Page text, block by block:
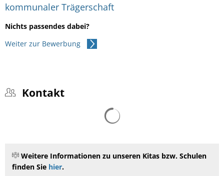
kommunaler Trägerschaft
Nichts passendes dabei?
Weiter zur Bewerbung
Kontakt
Weitere Informationen zu unseren Kitas bzw. Schulen
finden Sie hier.